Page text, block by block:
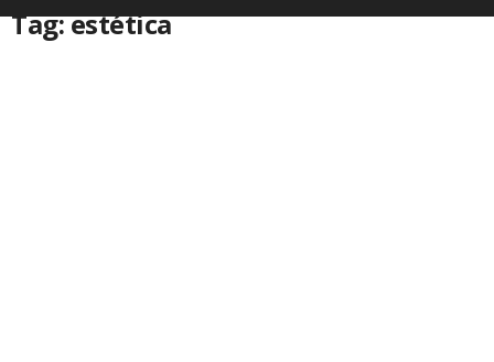
Tag: estética